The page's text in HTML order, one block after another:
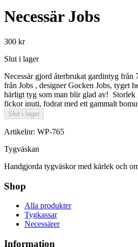
Necessär Jobs
300 kr
Slut i lager
Necessär gjord återbrukat gardintyg från
från Jobs , designer Gocken Jobs, tyget
härligt tyg som man blir glad av! Storlek
fickor inuti, fodrat med ett gammalt
Slut i lager
Artikelnr: WP-765
Tygväskan
Handgjorda tygväskor med kärlek och
Shop
Alla produkter
Tygkassar
Necessärer
Information